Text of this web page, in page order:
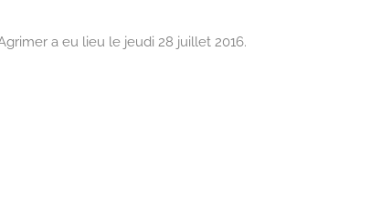
a eu lieu le jeudi 28 juillet 2016.